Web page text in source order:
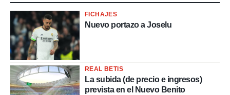
FICHAJES
Nuevo portazo a Joselu
REAL BETIS
La subida (de precio e ingresos)
prevista en el Nuevo Benito